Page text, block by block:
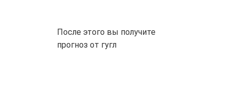
После этого вы получите
прогноз от гугл